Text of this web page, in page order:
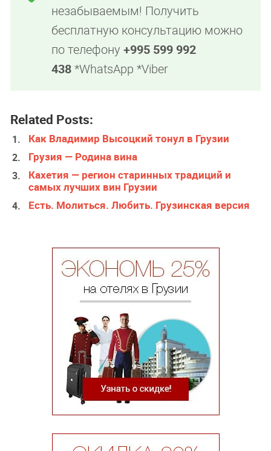
незабываемым! Получить
бесплатную консультацию можно
по телефону +995 599 992
438*WhatsApp *Viber
Related Posts:
Как Владимир Высоцкий тонул в Грузии
Грузия — Родина вина
Кахетия — регион старинных традиций и
самых лучших вин Грузии
Есть. Молиться. Любить. Грузинская версия